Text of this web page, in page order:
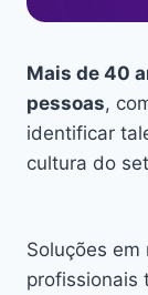
Mais de 40
pessoas,
identificar
cultura do
Soluções
profissionais